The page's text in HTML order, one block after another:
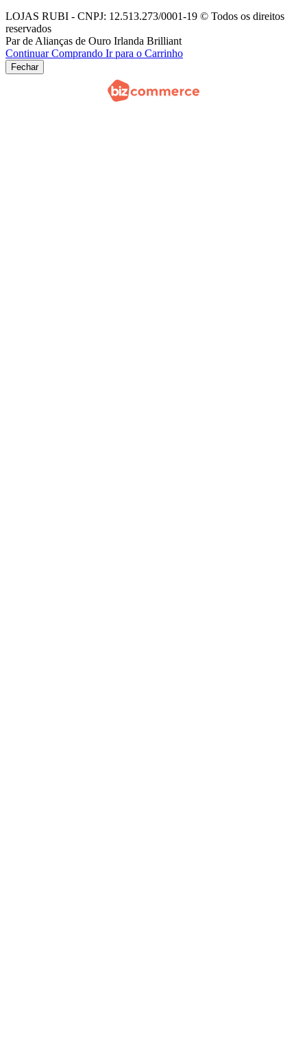
LOJAS RUBI - CNPJ: 12.513.273/0001-19 © Todos os direitos
reservados
Par de Alianças de Ouro Irlanda Brilliant
Continuar Comprando Ir para o Carrinho
Fechar